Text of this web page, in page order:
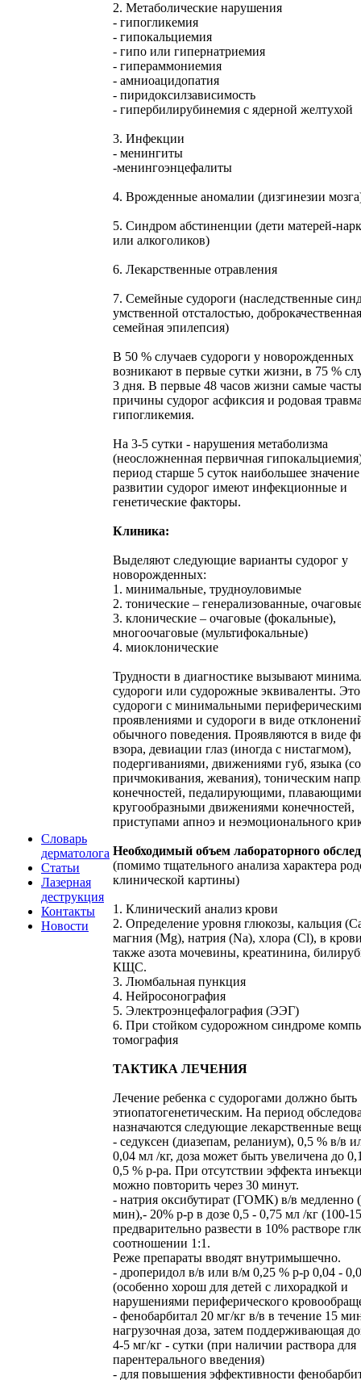
Словарь
дерматолога
Статьи
Лазерная
деструкция
Контакты
Новости
2. Метаболические нарушения
- гипогликемия
- гипокальциемия
- гипо или гипернатриемия
- гипераммониемия
- амниоацидопатия
- пиридоксилзависимость
- гипербилирубинемия с ядерной желтухой
3. Инфекции
- менингиты
-менингоэнцефалиты
4. Врожденные аномалии (дизгинезии
5. Синдром абстиненции (дети матерей-
или алкоголиков)
6. Лекарственные отравления
7. Семейные судороги (наследственные
умственной отсталостью, доброкачественная
семейная эпилепсия)
В 50 % случаев судороги у новорожденных
возникают в первые сутки жизни, в 75 %
3 дня. В первые 48 часов жизни самые
причины судорог асфиксия и родовая
гипогликемия.
На 3-5 сутки - нарушения метаболизма
(неосложненная первичная
период старше 5 суток наибольшее
развитии судорог имеют инфекционные и
генетические факторы.
Клиника:
Выделяют следующие варианты судорог у
новорожденных:
1. минимальные, трудноуловимые
2. тонические – генерализованные,
3. клонические – очаговые (фокальные),
многоочаговые (мультифокальные)
4. миоклонические
Трудности в диагностике вызывают
судороги или судорожные эквиваленты. Это
судороги с минимальными
проявлениями и судороги в виде
обычного поведения. Проявляются в виде
взора, девиации глаз (иногда с нистагмом),
подергиваниями, движениями губ, языка
причмокивания, жевания), тоническим
конечностей, педалирующими,
кругообразными движениями конечностей,
приступами апноэ и неэмоционального
Необходимый объем лабораторного
(помимо тщательного анализа характера
клинической картины)
1. Клинический анализ крови
2. Определение уровня глюкозы, кальция
магния (Mg), натрия (Na), хлора (Cl), в
также азота мочевины, креатинина,
КЩС.
3. Люмбальная пункция
4. Нейросонография
5. Электроэнцефалография (ЭЭГ)
6. При стойком судорожном синдроме
томография
ТАКТИКА ЛЕЧЕНИЯ
Лечение ребенка с судорогами должно быть
этиопатогенетическим. На период
назначаются следующие лекарственные
- седуксен (диазепам, реланиум), 0,5 % в/в
0,04 мл /кг, доза может быть увеличена до
0,5 % р-ра. При отсутствии эффекта
можно повторить через 30 минут.
- натрия оксибутират (ГОМК) в/в медленно
мин),- 20% р-р в дозе 0,5 - 0,75 мл /кг (100-
предварительно развести в 10% растворе
соотношении 1:1.
Реже препараты вводят внутримышечно.
- дроперидол в/в или в/м 0,25 % р-р 0,04 -
(особенно хорош для детей с лихорадкой и
нарушениями периферического
- фенобарбитал 20 мг/кг в/в в течение 15
нагрузочная доза, затем поддерживающая
4-5 мг/кг - сутки (при наличии раствора для
парентерального введения)
- для повышения эффективности